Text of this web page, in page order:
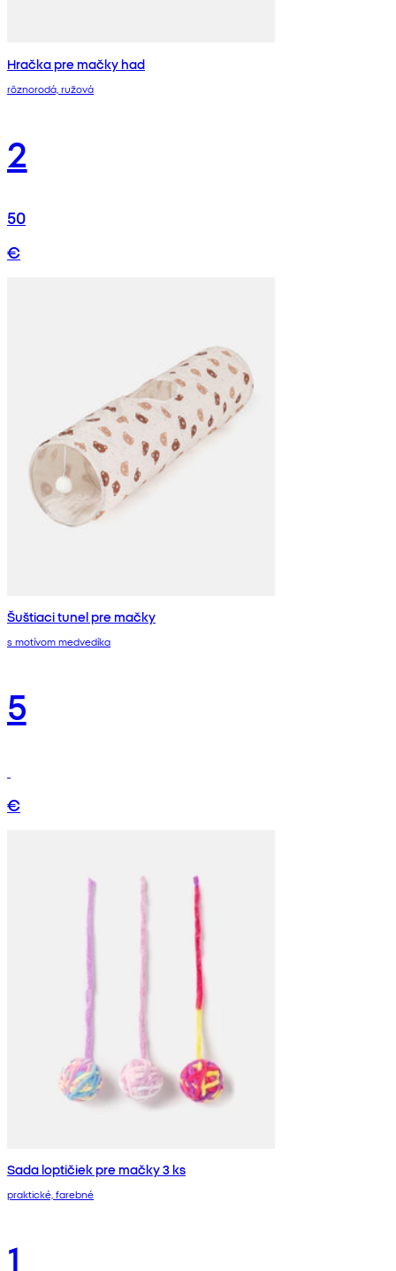
Hračka pre mačky had
rôznorodá, ružová
2
50
€
Šuštiaci tunel pre mačky
s motívom medvedíka
5
€
Sada loptičiek pre mačky 3 ks
praktické, farebné
1